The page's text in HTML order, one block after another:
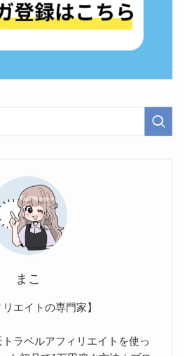
まこ
エイトの専門家】
ラベルアフィリエイトを使っ